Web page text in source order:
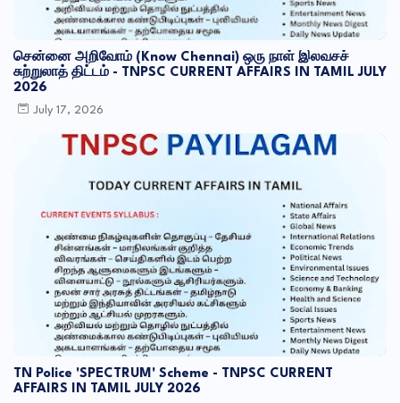
சென்னை அறிவோம் (Know Chennai) ஒரு நாள் இலவசச்
சுற்றுலாத் திட்டம் - TNPSC CURRENT AFFAIRS IN TAMIL JULY
2026
July 17, 2026
TN Police 'SPECTRUM' Scheme - TNPSC CURRENT
AFFAIRS IN TAMIL JULY 2026